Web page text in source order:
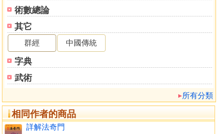
術數總論
其它
群經 中國傳統
字典
武術
所有分類
相同作者的商品
詳解法奇門
也！嗚呼，分天地於掌握， 羅列宿於心胸，風雷從其呼吸，
神鬼聽其指揮，其天府石室之秘文， 運籌決勝之神算
乎。 ＊此篇序文(鉛字版)錯八字。
時 大明洪武四年（一三七一）季夏朔日為敘 劉基 伯
溫氏 謹識 奇門之學，必備歌訣（每木抄襲之書都有），而
歌訣一定要每句字 數同樣，二句剛好一段，但市售之書經過
歷代重鋟翻刻，木刻版翻刻 成石印版（百餘年前）石印版重
新植字成鉛字版（近百年）鉛字版重新打 字排版成現代版
（電腦排版），每次翻印者都是以經濟效應為主，將書 當成
賺錢工具（只要能賣錢就好）如：16開精裝本《遁甲符應
經》直接 翻印只賣三百元！不管內容對錯，便宜就好（吸引
初學者購買）！ 市面流通的奇門之書近百種，但都是抄襲石